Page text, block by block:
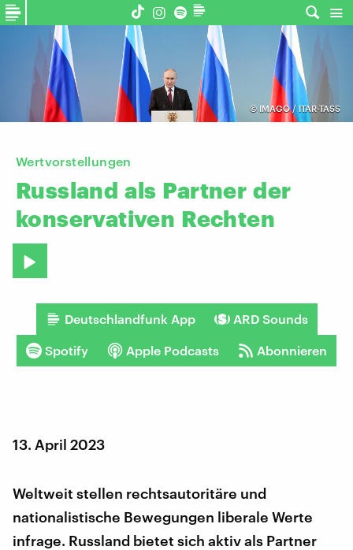
© IMAGO / ITAR-TASS
Wertvorstellungen
Russland als Partner der
konservativen Rechten
Deutschlandfunk App ARD Sounds
Spotify Apple Podcasts Abonnieren
13. April 2023
Weltweit stellen rechtsautoritäre und
nationalistische Bewegungen liberale Werte
infrage. Russland bietet sich aktiv als Partner